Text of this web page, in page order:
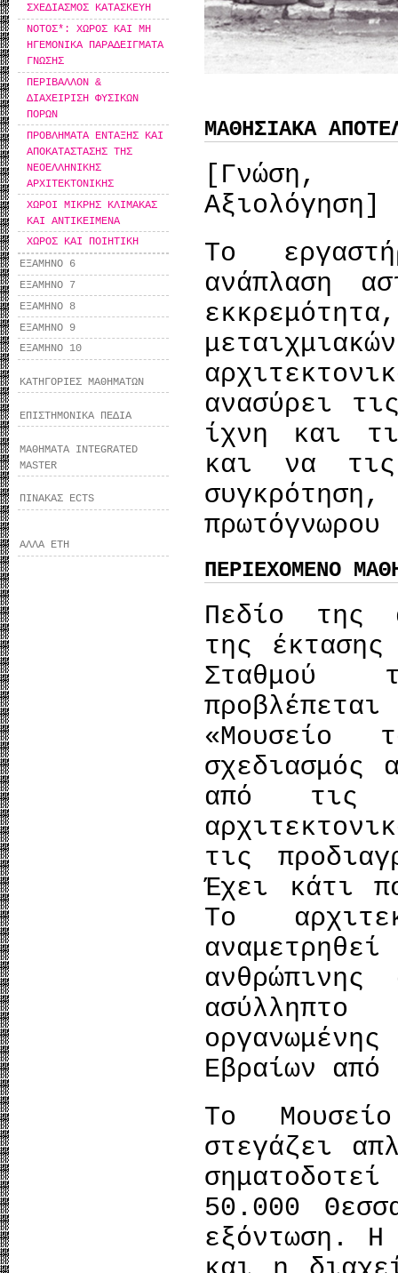
ΣΧΕΔΙΑΣΜΟΣ ΚΑΤΑΣΚΕΥΗ
ΝΟΤΟΣ*: ΧΩΡΟΣ ΚΑΙ ΜΗ
ΗΓΕΜΟΝΙΚΑ ΠΑΡΑΔΕΙΓΜΑΤΑ
ΓΝΩΣΗΣ
ΠΕΡΙΒΑΛΛΟΝ &
ΔΙΑΧΕΙΡΙΣΗ ΦΥΣΙΚΩΝ
ΠΟΡΩΝ
ΠΡΟΒΛΗΜΑΤΑ ΕΝΤΑΞΗΣ ΚΑΙ
ΑΠΟΚΑΤΑΣΤΑΣΗΣ ΤΗΣ
ΝΕΟΕΛΛΗΝΙΚΗΣ
ΑΡΧΙΤΕΚΤΟΝΙΚΗΣ
ΧΩΡΟΙ ΜΙΚΡΗΣ ΚΛΙΜΑΚΑΣ
ΚΑΙ ΑΝΤΙΚΕΙΜΕΝΑ
ΧΩΡΟΣ ΚΑΙ ΠΟΙΗΤΙΚΗ
ΕΞΑΜΗΝΟ 6
ΕΞΑΜΗΝΟ 7
ΕΞΑΜΗΝΟ 8
ΕΞΑΜΗΝΟ 9
ΕΞΑΜΗΝΟ 10
ΚΑΤΗΓΟΡΙΕΣ ΜΑΘΗΜΑΤΩΝ
ΕΠΙΣΤΗΜΟΝΙΚΑ ΠΕΔΙΑ
ΜΑΘΗΜΑΤΑ INTEGRATED
MASTER
ΠΙΝΑΚΑΣ ECTS
ΑΛΛΑ ΕΤΗ
ΜΑΘΗΣΙΑΚΑ
[Γνώση,
Αξιολόγηση]
Το
ανάπλαση
ανασύρει
ίχνη και
και να
ΠΕΡΙΕΧΟΜΕΝΟ
Πεδίο της
της έκτασης
Σταθμού
«Μουσείο
σχεδιασμός
από τις
τις
Έχει κάτι
Το
Εβραίων από
Το
στεγάζει
50.000
εξόντωση. Η